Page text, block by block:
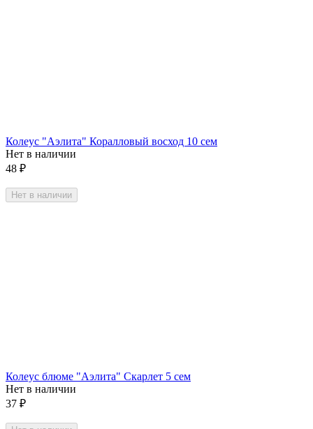
Колеус "Аэлита" Коралловый восход 10 сем
Нет в наличии
48 ₽
Нет в наличии
Колеус блюме "Аэлита" Скарлет 5 сем
Нет в наличии
37 ₽